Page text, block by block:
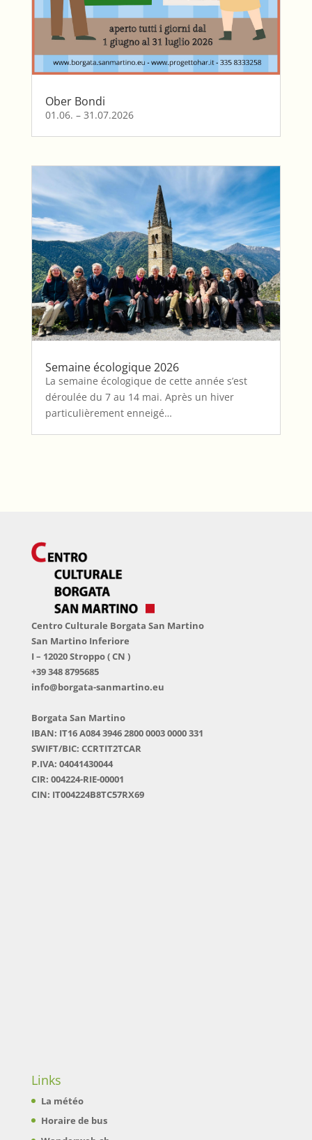
Ober Bondi
01.06. – 31.07.2026
Semaine écologique 2026
La semaine écologique de cette année s’est
déroulée du 7 au 14 mai. Après un hiver
particulièrement enneigé…
Centro Culturale Borgata San Martino
San Martino Inferiore
I – 12020 Stroppo ( CN )
+39 348 8795685
info@borgata-sanmartino.eu
Borgata San Martino
IBAN: IT16 A084 3946 2800 0003 0000 331
SWIFT/BIC: CCRTIT2TCAR
P.IVA: 04041430044
CIR: 004224-RIE-00001
CIN: IT004224B8TC57RX69
Links
La météo
Horaire de bus